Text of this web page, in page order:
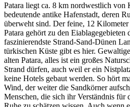
Patara liegt ca. 8 km nordwestlich von
bedeutende antike Hafenstadt, deren
überweht sind. Der feine, 12 Kilometer
Patara gehört zu den
faszinierendste Strand-Sand-Dünen
türkischen Küste gibt es hier.
alten Patara, alles ist ein großes
Strand dürfen, auch weil er ein
keine Hotels gebaut werden. So hört
Wind, der weiter die Sandkörner
Menschen, die sich ihr Verständnis für